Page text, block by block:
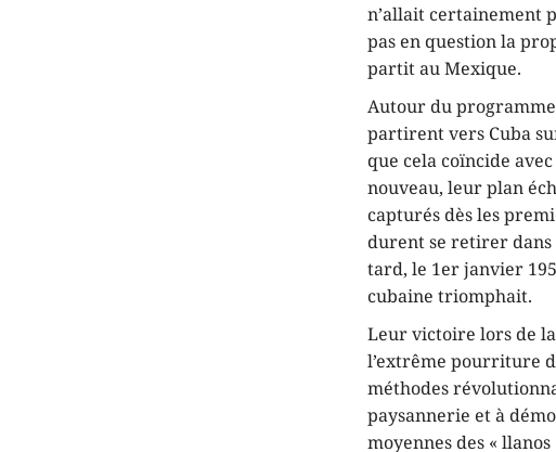
n’allait certainement
pas en question la
partit au Mexique.
Autour du
partirent vers Cuba
que cela coïncide
nouveau, leur plan
capturés dès les
durent se retirer dans
tard, le 1er janvier
cubaine triomphait.
Leur victoire lors de
l’extrême pourriture
méthodes
paysannerie et à
moyennes des «